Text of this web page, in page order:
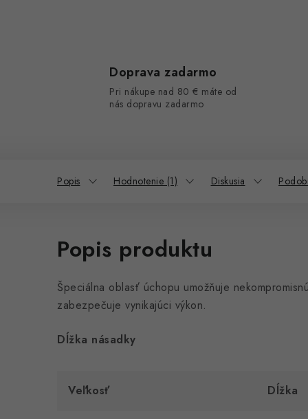
Doprava zadarmo
Pri nákupe nad 80 € máte od
nás dopravu zadarmo
Popis Hodnotenie (1) Diskusia
Popis produktu
Špeciálna oblasť úchopu umožňuje
zabezpečuje vynikajúci výkon.
Dĺžka násadky
Veľkosť Dĺžka